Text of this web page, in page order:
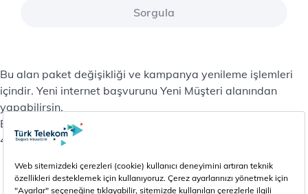
Sorgula
Bu alan paket değişikliği ve kampanya yenileme işlemleri
içindir. Yeni internet başvurunu Yeni Müşteri alanından
yapabilirsin.
Bu işlemler dışındaki konularda destek almak için 444 1
444’ü arayabilirsin.